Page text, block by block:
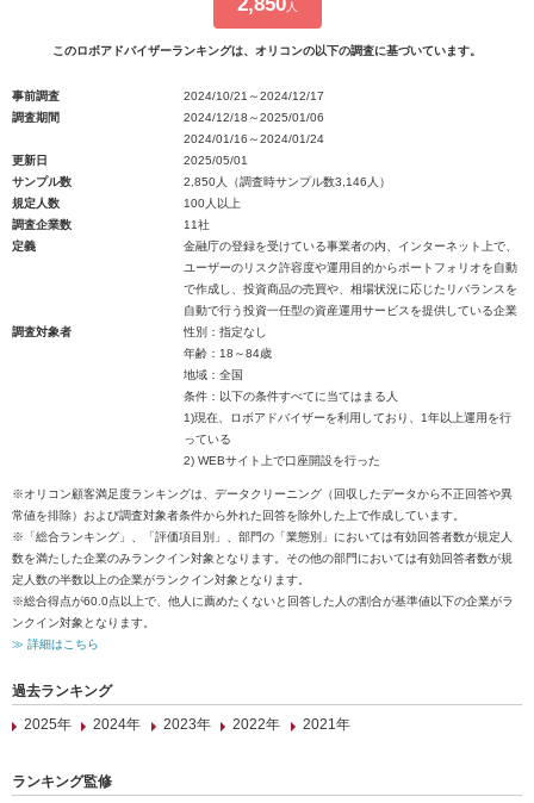
人
このロボアドバイザーランキングは、オリコンの以下の調査に基づいています。
事前調査
2024/10/21～2024/12/17
調査期間
2024/12/18～2025/01/06
2024/01/16～2024/01/24
更新日
2025/05/01
サンプル数
2,850人（調査時サンプル数3,146人）
規定人数
100人以上
調査企業数
11社
定義
金融庁の登録を受けている事業者の内、インターネット上で、
ユーザーのリスク許容度や運用目的からポートフォリオを自動
で作成し、投資商品の売買や、相場状況に応じたリバランスを
自動で行う投資一任型の資産運用サービスを提供している企業
調査対象者
性別：指定なし
年齢：18～84歳
地域：全国
条件：以下の条件すべてに当てはまる人
1)現在、ロボアドバイザーを利用しており、1年以上運用を行
っている
2) WEBサイト上で口座開設を行った
※オリコン顧客満足度ランキングは、データクリーニング（回収したデータから不正回答や異
常値を排除）および調査対象者条件から外れた回答を除外した上で作成しています。
※「総合ランキング」、「評価項目別」、部門の「業態別」においては有効回答者数が規定人
数を満たした企業のみランクイン対象となります。その他の部門においては有効回答者数が規
定人数の半数以上の企業がランクイン対象となります。
※総合得点が60.0点以上で、他人に薦めたくないと回答した人の割合が基準値以下の企業がラ
ンクイン対象となります。
≫ 詳細はこちら
過去ランキング
2025年
2024年 2023年 2022年 2021年
ランキング監修